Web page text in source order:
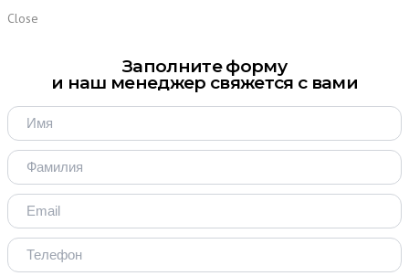
Close
Заполните форму
и наш менеджер свяжется с вами